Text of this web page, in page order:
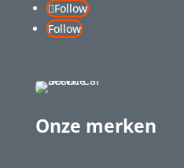
Follow
Follow
Onze merken